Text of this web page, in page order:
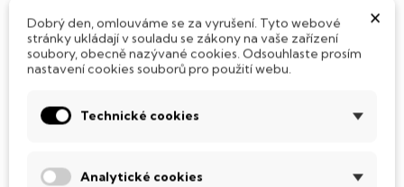
Přílohy
VYBRAT SOUBOR
Zpráva
×
Dobrý den, omlouváme se za vyrušení. Tyto webové
stránky ukládají v souladu se zákony na vaše zařízení
soubory, obecně nazývané cookies. Odsouhlaste prosím
nastavení cookies souborů pro použití webu.
Technické cookies
Analytické cookies